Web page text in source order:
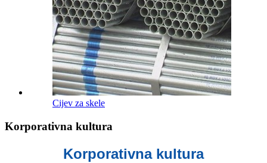
Cijev za skele
Korporativna kultura
Korporativna kultura